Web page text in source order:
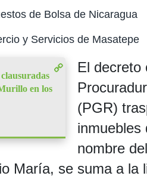
de Bolsa de Nicaragua
y Servicios de Masatepe
en los
El decreto
(PGR)
inmuebles
nombre
María, se suma a la